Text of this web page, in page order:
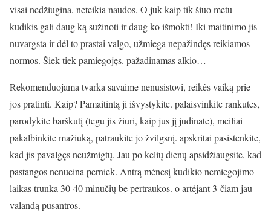
visai nedžiugina, neteikia naudos. O juk kaip tik šiuo metu
kūdikis gali daug ką sužinoti ir daug ko išmokti! Iki maitinimo jis
nuvargsta ir dėl to prastai valgo, užmiega nepažindęs reikiamos
normos. Šiek tiek pamiegojęs. pažadinamas alkio…
Rekomenduojama tvarka savaime nenusistovi, reikės vaiką prie
jos pratinti. Kaip? Pamaitintą ji išvystykite. palaisvinkite rankutes,
parodykite barškutį (tegu jis žiūri, kaip jūs jį judinate), meiliai
pakalbinkite mažiuką, patraukite jo žvilgsnį. apskritai pasistenkite,
kad jis pavalgęs neužmigtų. Jau po kelių dienų apsidžiaugsite, kad
pastangos nenueina perniek. Antrą mėnesį kūdikio nemiegojimo
laikas trunka 30-40 minučių be pertraukos. o artėjant 3-čiam jau
valandą pusantros.